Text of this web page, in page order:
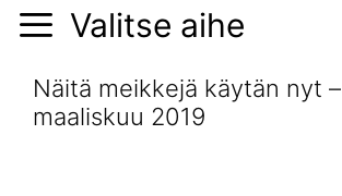
Valitse aihe
Näitä meikkejä käytän nyt –
maaliskuu 2019